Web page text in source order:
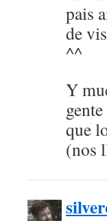
pais
de
^^
Y
que
(nos